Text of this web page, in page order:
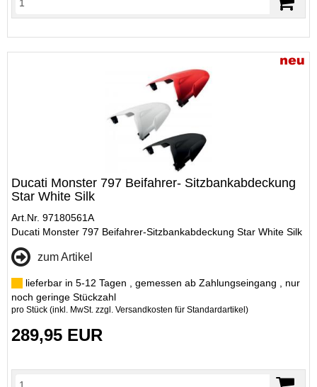
Ducati Monster 797 Beifahrer- Sitzbankabdeckung
Star White Silk
Art.Nr. 97180561A
Ducati Monster 797 Beifahrer-Sitzbankabdeckung Star White Silk
zum Artikel
lieferbar in 5-12 Tagen , gemessen ab Zahlungseingang , nur
noch geringe Stückzahl
pro Stück (inkl. MwSt. zzgl. Versandkosten für Standardartikel)
289,95 EUR